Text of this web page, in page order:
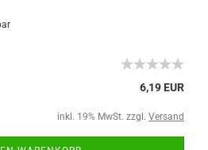
6,19 EUR
inkl. 19% MwSt. zzgl. Versand